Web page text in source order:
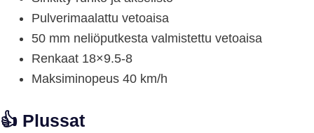
Pulverimaalattu vetoaisa
50 mm neliöputkesta valmistettu vetoaisa
Renkaat 18×9.5-8
Maksiminopeus 40 km/h
👍 Plussat